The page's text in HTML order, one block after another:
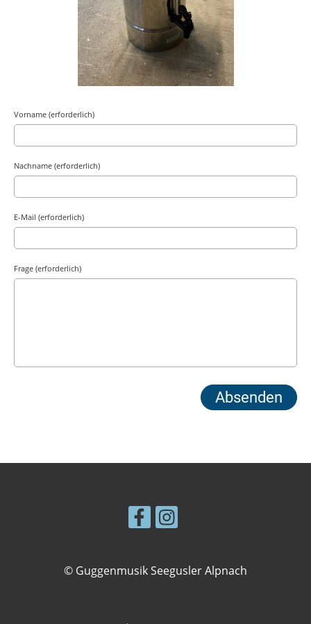
Vorname (erforderlich)
Nachname (erforderlich)
E-Mail (erforderlich)
Frage (erforderlich)
© Guggenmusik Seegusler Alpnach